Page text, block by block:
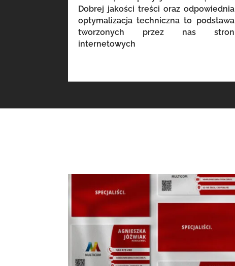
Dobrej jakości treści oraz odpowiednia
optymalizacja techniczna to podstawa
tworzonych przez nas stron
internetowych